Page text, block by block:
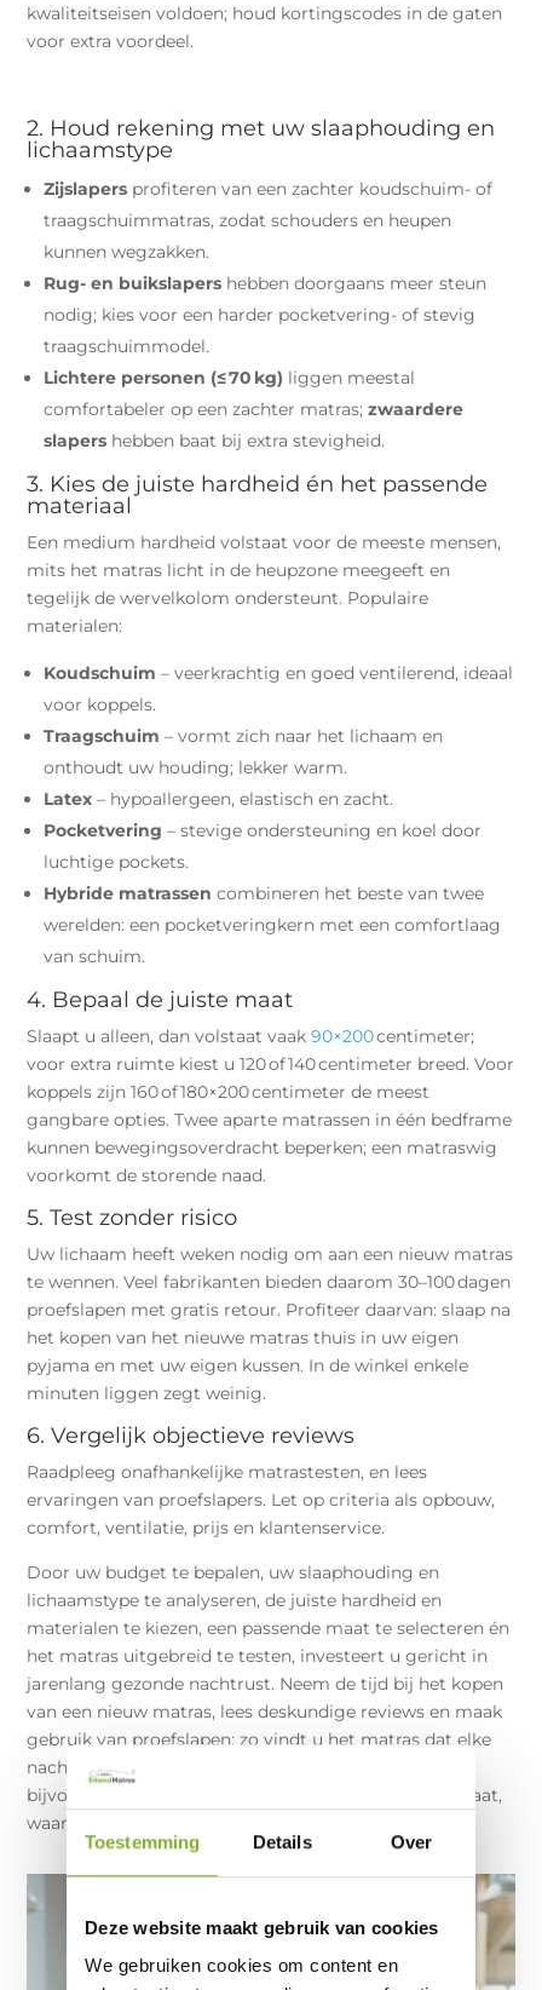
Toestemming Details Over
Deze website maakt gebruik van cookies
We gebruiken cookies om content en
kwaliteitseisen voldoen; houd kortingscodes in de gaten
voor extra voordeel.
2. Houd rekening met uw slaaphouding en
lichaamstype
Zijslapers profiteren van een zachter koudschuim- of
traagschuimmatras, zodat schouders en heupen
kunnen wegzakken.
Rug‑ en buikslapers hebben doorgaans meer steun
nodig; kies voor een harder pocketvering‑ of stevig
traagschuim­model.
Lichtere personen (≤ 70 kg) liggen meestal
comfortabeler op een zachter matras;zwaardere
slapers hebben baat bij extra stevigheid.
3. Kies de juiste hardheid én het passende
materiaal
Een medium hardheid volstaat voor de meeste mensen,
mits het matras licht in de heupzone meegeeft en
tegelijk de wervelkolom ondersteunt. Populaire
materialen:
Koudschuim – veerkrachtig en goed ventilerend, ideaal
voor koppels.
Traagschuim – vormt zich naar het lichaam en
onthoudt uw houding; lekker warm.
Latex – hypoallergeen, elastisch en zacht.
Pocketvering – stevige ondersteuning en koel door
luchtige pockets.
Hybride matrassen combineren het beste van twee
werelden: een pocketveringkern met een comfortlaag
van schuim.
4. Bepaal de juiste maat
Slaapt u alleen, dan volstaat vaak90×200centimeter;
voor extra ruimte kiest u 120 of 140 centimeter breed. Voor
koppels zijn 160 of 180×200 centimeter de meest
gangbare opties. Twee aparte matrassen in één bedframe
kunnen bewegingsoverdracht beperken; een matraswig
voorkomt de storende naad.
5. Test zonder risico
Uw lichaam heeft weken nodig om aan een nieuw matras
te wennen. Veel fabrikanten bieden daarom 30–100 dagen
proefslapen met gratis retour. Profiteer daarvan: slaap na
het kopen van het nieuwe matras thuis in uw eigen
pyjama en met uw eigen kussen. In de winkel enkele
minuten liggen zegt weinig.
6. Vergelijk objectieve reviews
Raadpleeg onafhankelijke matrastesten, en lees
ervaringen van proefslapers. Let op criteria als opbouw,
comfort, ventilatie, prijs en klantenservice.
Door uw budget te bepalen, uw slaaphouding en
lichaamstype te analyseren, de juiste hardheid en
materialen te kiezen, een passende maat te selecteren én
het matras uitgebreid te testen, investeert u gericht in
jarenlang gezonde nachtrust. Neem de tijd bij het kopen
van een nieuw matras, lees deskundige reviews en maak
gebruik van proefslapen: zo vindt u het matras dat elke
nacht ondersteuning én comfort biedt. Neem
bijvoorbeeld eens een kijkje bij onze matrassen op maat,
waarop u 120 nachten mag proefslapen!